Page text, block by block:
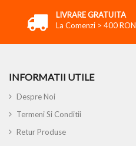
LIVRARE GRATUITA
La Comenzi > 400 RON
INFORMATII UTILE
Despre Noi
Termeni Si Conditii
Retur Produse